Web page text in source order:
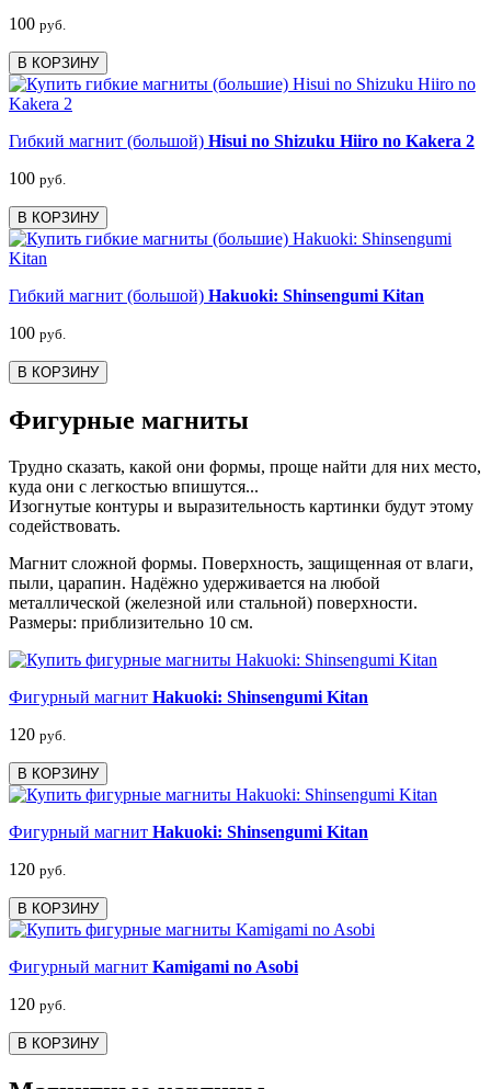
100 руб.
В КОРЗИНУ
Гибкий магнит (большой) Hisui no Shizuku Hiiro no Kakera 2
100 руб.
В КОРЗИНУ
Гибкий магнит (большой) Hakuoki: Shinsengumi Kitan
100 руб.
В КОРЗИНУ
Фигурные магниты
Трудно сказать, какой они формы, проще найти для них место,
куда они с легкостью впишутся...
Изогнутые контуры и выразительность картинки будут этому
содействовать.
Магнит сложной формы. Поверхность, защищенная от влаги,
пыли, царапин. Надёжно удерживается на любой
металлической (железной или стальной) поверхности.
Размеры: приблизительно 10 см.
Фигурный магнит Hakuoki: Shinsengumi Kitan
120 руб.
В КОРЗИНУ
Фигурный магнит Hakuoki: Shinsengumi Kitan
120 руб.
В КОРЗИНУ
Фигурный магнит Kamigami no Asobi
120 руб.
В КОРЗИНУ